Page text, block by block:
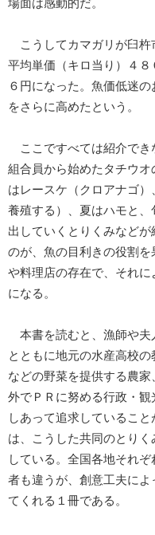
場面は感動的だ。
こうしてカマガリが臼杵
平均単価（キロ当り）４８
６円になった。魚価低迷
をさらに高めたという。
ここですべては紹介でき
組合員から始めたタチウ
はレースケ（クロアナゴ
養殖する）、夏はハモと
出していくとりくみなど
のが、魚の目利きの役割
や料理店の存在で、それ
になる。
本書を読むと、漁師や夫
とともに地元の水産高校
などの野菜を提供する農
外でＰＲに努める行政・
しあって追求しているこ
は、こうした共同のとり
している。全国各地それ
者も違うが、創意工夫によ
てくれる１冊である。